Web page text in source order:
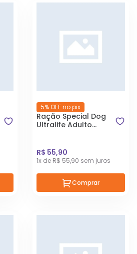
5% OFF no pix
Ração Special Dog
Ultralife Adulto
R$ 55,90
1x de R$ 55,90 sem juros
Comprar